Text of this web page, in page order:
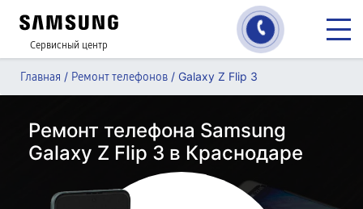
Сервисный центр
Главная / Ремонт телефонов / Galaxy Z Flip 3
Ремонт телефона Samsung
Galaxy Z Flip 3 в Краснодаре